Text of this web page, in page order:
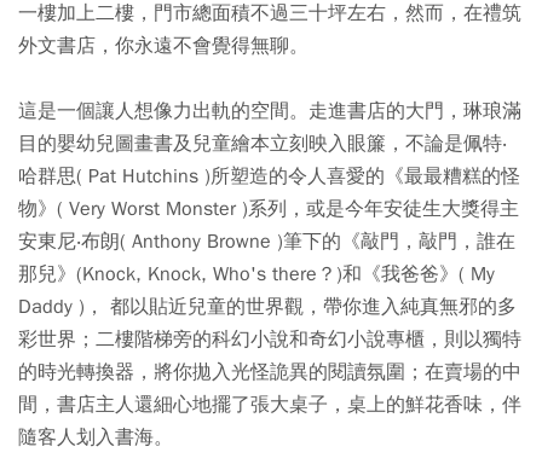
一樓加上二樓，門市總面積不過三十坪左右，然而，在禮筑
外文書店，你永遠不會覺得無聊。
這是一個讓人想像力出軌的空間。走進書店的大門，琳琅滿
目的嬰幼兒圖畫書及兒童繪本立刻映入眼簾，不論是佩特‧
哈群思( Pat Hutchins )所塑造的令人喜愛的《最最糟糕的怪
物》( Very Worst Monster )系列，或是今年安徒生大獎得主
安東尼‧布朗( Anthony Browne )筆下的《敲門，敲門，誰在
那兒》(Knock, Knock, Who's there？)和《我爸爸》( My
Daddy )， 都以貼近兒童的世界觀，帶你進入純真無邪的多
彩世界；二樓階梯旁的科幻小說和奇幻小說專櫃，則以獨特
的時光轉換器，將你拋入光怪詭異的閱讀氛圍；在賣場的中
間，書店主人還細心地擺了張大桌子，桌上的鮮花香味，伴
隨客人划入書海。